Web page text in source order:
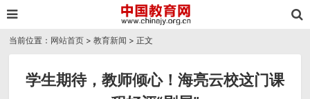
当前位置： 网站首页 >教育新闻 > 正文
学生期待，教师倾心！海亮云校这门课